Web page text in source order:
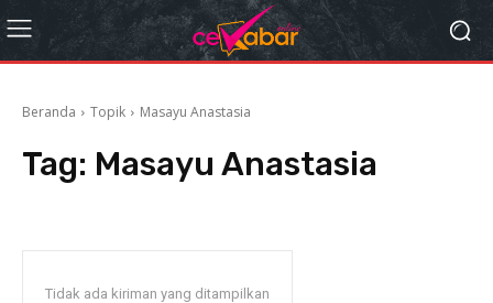
Beranda Topik Masayu Anastasia
Tag: Masayu Anastasia
Tidak ada kiriman yang ditampilkan